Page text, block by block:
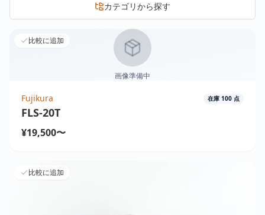
カテゴリから探す
比較に追加
画像準備中
Fujikura 在庫 100 点
FLS-20T
¥19,500〜
比較に追加